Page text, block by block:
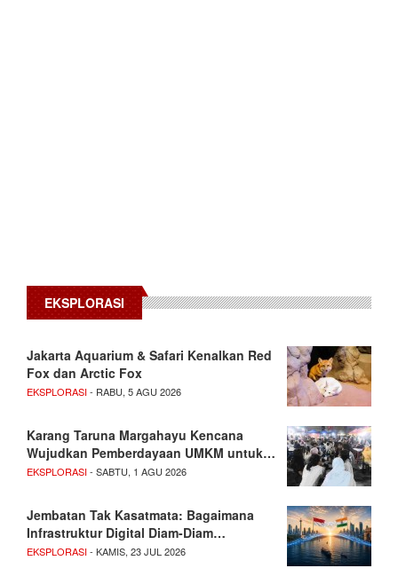
EKSPLORASI
Jakarta Aquarium & Safari Kenalkan Red
Fox dan Arctic Fox
EKSPLORASI- RABU, 5 AGU 2026
Karang Taruna Margahayu Kencana
Wujudkan Pemberdayaan UMKM untuk…
EKSPLORASI- SABTU, 1 AGU 2026
Jembatan Tak Kasatmata: Bagaimana
Infrastruktur Digital Diam-Diam…
EKSPLORASI- KAMIS, 23 JUL 2026